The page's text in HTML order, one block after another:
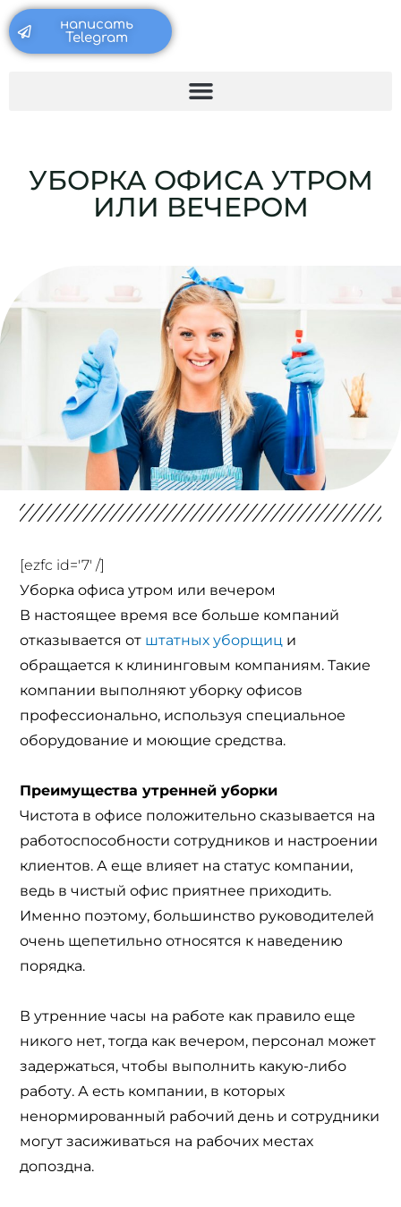
Перейти
содержимому
написать
Telegram
УБОРКА ОФИСА УТРОМ
ИЛИ ВЕЧЕРОМ
[ezfc id='7' /]
Уборка офиса утром или вечером
В настоящее время все больше компаний
отказывается от штатных уборщиц и
обращается к клининговым компаниям. Такие
компании выполняют уборку офисов
профессионально, используя специальное
оборудование и моющие средства.
Преимущества утренней уборки
Чистота в офисе положительно сказывается на
работоспособности сотрудников и настроении
клиентов. А еще влияет на статус компании,
ведь в чистый офис приятнее приходить.
Именно поэтому, большинство руководителей
очень щепетильно относятся к наведению
порядка.
В утренние часы на работе как правило еще
никого нет, тогда как вечером, персонал может
задержаться, чтобы выполнить какую-либо
работу. А есть компании, в которых
ненормированный рабочий день и сотрудники
могут засиживаться на рабочих местах
допоздна.